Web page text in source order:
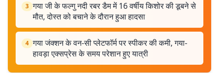
3 गया जी के फल्गु नदी रबर डैम में 16 वर्षीय किशोर की डूबने से
मौत, दोस्त को बचाने के दौरान हुआ हादसा
4 गया जंक्शन के वन-सी प्लेटफॉर्म पर स्पीकर की कमी, गया-
हावड़ा एक्सप्रेस के समय परेशान हुए यात्री